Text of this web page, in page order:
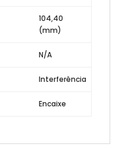
104,40
(mm)
N/A
Interferência
Encaixe